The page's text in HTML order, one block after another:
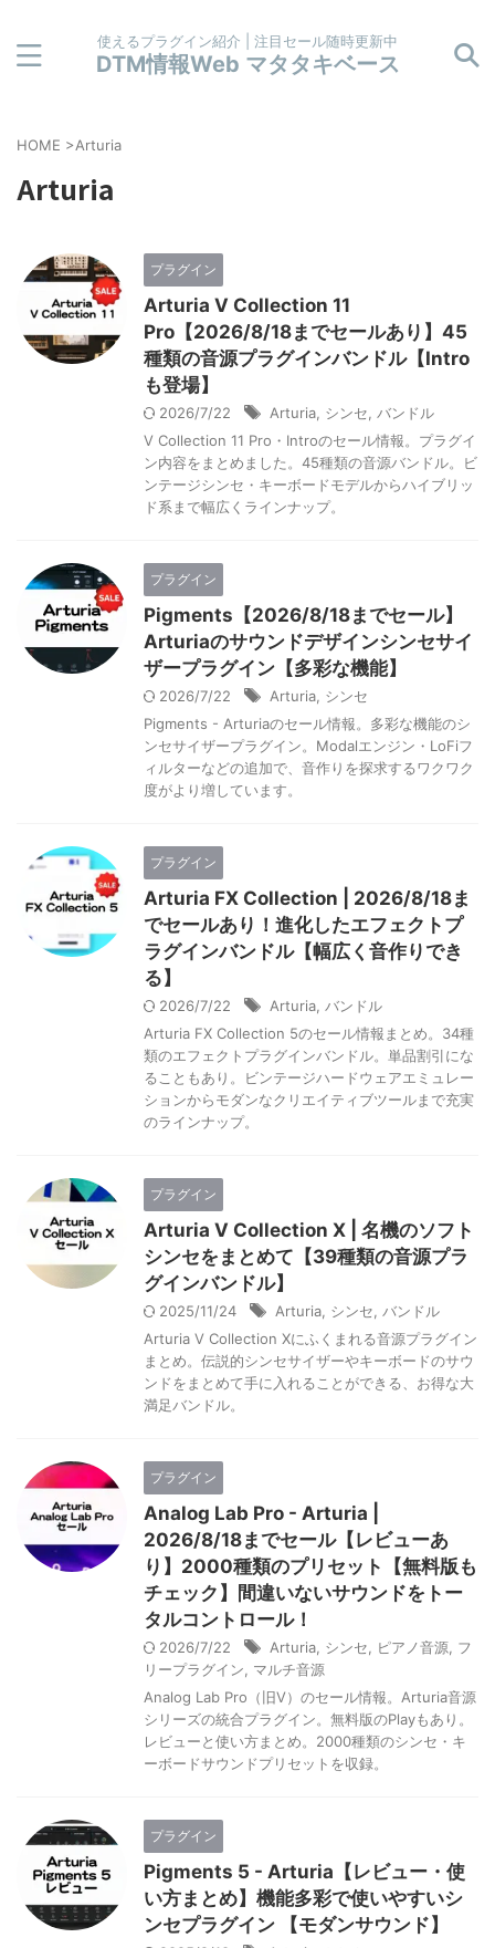
使えるプラグイン紹介 | 注目セール随時更新中
DTM情報Web マタタキベース
HOME >Arturia
Arturia
プラグイン
Arturia V Collection 11
Pro【2026/8/18までセールあり】45
種類の音源プラグインバンドル【Intro
も登場】
2026/7/22 Arturia シンセ
バンドル
V Collection 11 Pro・Introのセール情報。プラグイ
ン内容をまとめました。45種類の音源バンドル。ビ
ンテージシンセ・キーボードモデルからハイブリッ
ド系まで幅広くラインナップ。
プラグイン
Pigments【2026/8/18までセール】
Arturiaのサウンドデザインシンセサイ
ザープラグイン【多彩な機能】
2026/7/22 Arturia シンセ
Pigments - Arturiaのセール情報。多彩な機能のシ
ンセサイザープラグイン。Modalエンジン・LoFiフ
ィルターなどの追加で、音作りを探求するワクワク
度がより増しています。
プラグイン
Arturia FX Collection | 2026/8/18ま
でセールあり！進化したエフェクトプ
ラグインバンドル【幅広く音作りでき
る】
2026/7/22 Arturia バンドル
Arturia FX Collection 5のセール情報まとめ。34種
類のエフェクトプラグインバンドル。単品割引にな
ることもあり。ビンテージハードウェアエミュレー
ションからモダンなクリエイティブツールまで充実
のラインナップ。
プラグイン
Arturia V Collection X | 名機のソフト
シンセをまとめて【39種類の音源プラ
グインバンドル】
2025/11/24 Arturia シンセ
バンドル
Arturia V Collection Xにふくまれる音源プラグイン
まとめ。伝説的シンセサイザーやキーボードのサウ
ンドをまとめて手に入れることができる、お得な大
満足バンドル。
プラグイン
Analog Lab Pro - Arturia |
2026/8/18までセール【レビューあ
り】2000種類のプリセット【無料版も
チェック】間違いないサウンドをトー
タルコントロール！
2026/7/22 Arturia シンセ ピアノ音源 フ
リープラグイン
マルチ音源
Analog Lab Pro（旧V）のセール情報。Arturia音源
シリーズの統合プラグイン。無料版のPlayもあり。
レビューと使い方まとめ。2000種類のシンセ・キ
ーボードサウンドプリセットを収録。
プラグイン
Pigments 5 - Arturia【レビュー・使
い方まとめ】機能多彩で使いやすいシ
ンセプラグイン 【モダンサウンド】